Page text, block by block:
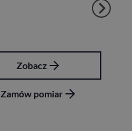
Zobacz
Zamów pomiar